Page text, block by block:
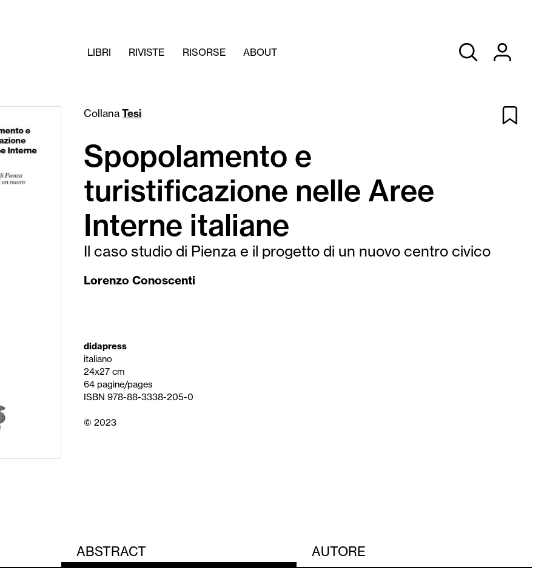
LIBRI RIVISTE RISORSE ABOUT
CollanaTesi
Spopolamento e
turistificazione nelle Aree
Interne italiane
Il caso studio di Pienza e il progetto di un nuovo centro civico
Lorenzo Conoscenti
didapress
italiano
24x27 cm
64 pagine/pages
ISBN 978-88-3338-205-0
© 2023
ABSTRACT AUTORE